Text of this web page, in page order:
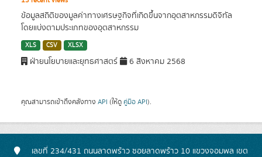
ข้อมูลสถิติของมูลค่าทางเศรษฐกิจที่เกิดขึ้นจากอุตสาหกรรมดิจิทัล
โดยแบ่งตามประเภทของอุตสาหกรรม
XLS CSV XLSX
ฝ่ายนโยบายและยุทธศาสตร์ 6 สิงหาคม 2568
คุณสามารถเข้าถึงคลังทาง API (ให้ดู คู่มือ API).
เลขที่ 234/431 ถนนลาดพร้าว ซอยลาดพร้าว 10 แขวงจอมพล เขต